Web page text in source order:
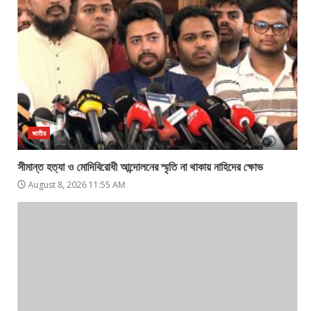
জাতীয়
সীমান্ত হত্যা ও মোদিবিরোধী আন্দোলনের স্মৃতি না থাকায় নাহিদের ক্ষোভ
August 8, 2026 11:55 AM